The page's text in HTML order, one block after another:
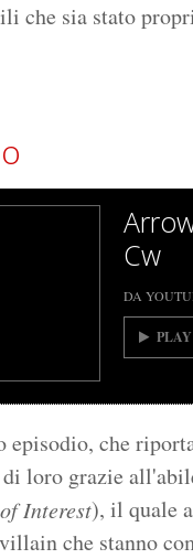
che sia stato
Cw
DA
PLAY
che
loro grazie
Interest), il quale
che stanno